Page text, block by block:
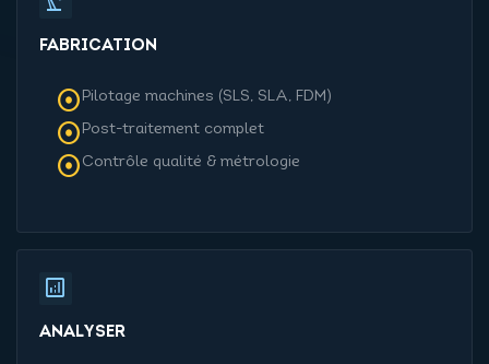
FABRICATION
adjust Pilotage machines (SLS, SLA, FDM)
adjust Post-traitement complet
adjust Contrôle qualité & métrologie
analytics
ANALYSER